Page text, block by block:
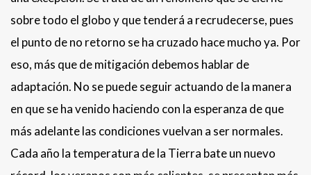
sobre todo el globo y que tenderá a recrudecerse, pues
el punto de no retorno se ha cruzado hace mucho ya. Por
eso, más que de mitigación debemos hablar de
adaptación. No se puede seguir actuando de la manera
en que se ha venido haciendo con la esperanza de que
más adelante las condiciones vuelvan a ser normales.
Cada año la temperatura de la Tierra bate un nuevo